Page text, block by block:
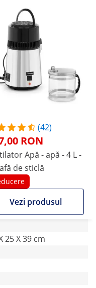
(42)
RON
Apă - apă - 4 L -
de sticlă
Vezi produsul
25 X 39 cm